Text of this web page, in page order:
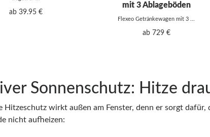
ab 39.95 €
mit 3 Ablageböden
Flexeo Getränkewagen mit 3 ...
ab 729 €
Sonnenschutz: Hitze
Hitzeschutz wirkt außen am Fenster, denn er sorgt dafür,
nicht aufheizen: